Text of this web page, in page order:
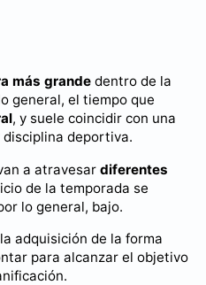
más grande dentro de la
general, el tiempo que
, y suele coincidir con una
deportiva.
a atravesar diferentes
de la temporada se
lo general, bajo.
adquisición de la forma
para alcanzar el objetivo